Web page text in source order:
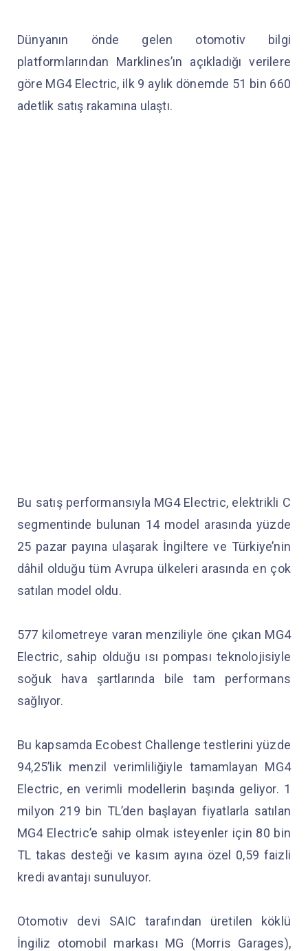
Dünyanın önde gelen otomotiv bilgi
platformlarından Marklines’ın açıkladığı verilere
göre MG4 Electric, ilk 9 aylık dönemde 51 bin 660
adetlik satış rakamına ulaştı.
Bu satış performansıyla MG4 Electric, elektrikli C
segmentinde bulunan 14 model arasında yüzde
25 pazar payına ulaşarak İngiltere ve Türkiye’nin
dâhil olduğu tüm Avrupa ülkeleri arasında en çok
satılan model oldu.
577 kilometreye varan menziliyle öne çıkan MG4
Electric, sahip olduğu ısı pompası teknolojisiyle
soğuk hava şartlarında bile tam performans
sağlıyor.
Bu kapsamda Ecobest Challenge testlerini yüzde
94,25’lik menzil verimliliğiyle tamamlayan MG4
Electric, en verimli modellerin başında geliyor. 1
milyon 219 bin TL’den başlayan fiyatlarla satılan
MG4 Electric’e sahip olmak isteyenler için 80 bin
TL takas desteği ve kasım ayına özel 0,59 faizli
kredi avantajı sunuluyor.
Otomotiv devi SAIC tarafından üretilen köklü
İngiliz otomobil markası MG (Morris Garages),